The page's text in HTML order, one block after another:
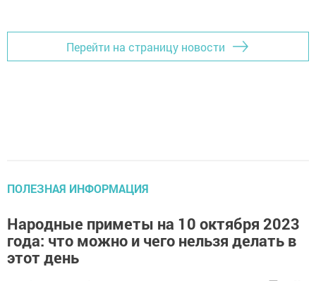
Перейти на страницу новости
ПОЛЕЗНАЯ ИНФОРМАЦИЯ
Народные приметы на 10 октября 2023
года: что можно и чего нельзя делать в
этот день